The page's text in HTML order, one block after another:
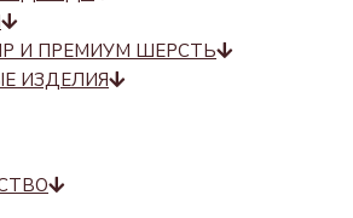
И ПРЕМИУМ ШЕРСТЬ
ИЗДЕЛИЯ